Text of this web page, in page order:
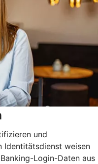
und
Identitätsdienst weisen
Login-Daten aus